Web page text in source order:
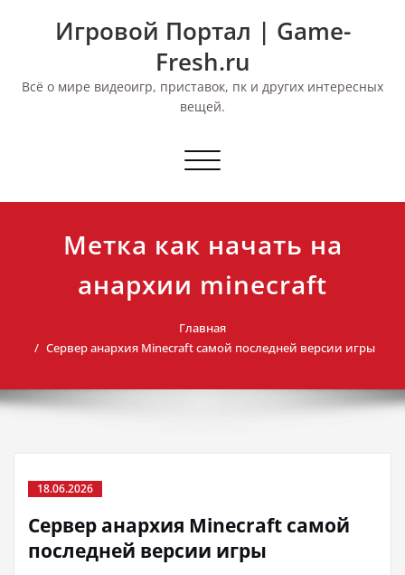
Игровой Портал | Game-
Fresh.ru
Всё о мире видеоигр, приставок, пк и других интересных
вещей.
Переключить
Метка как начать на
анархии minecraft
Главная
Сервер анархия Minecraft самой последней версии игры
18.06.2026
Сервер анархия Minecraft самой
последней версии игры